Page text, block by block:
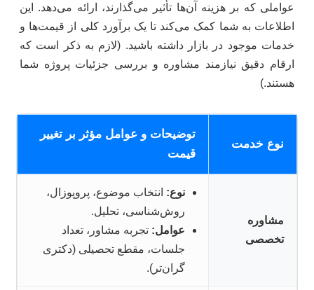
عواملی که بر هزینه آن‌ها تأثیر می‌گذارند، ارائه می‌دهد. این
اطلاعات به شما کمک می‌کند تا یک برآورد کلی از قیمت‌ها و
خدمات موجود در بازار داشته باشید. (لازم به ذکر است که
ارقام دقیق نیازمند مشاوره و بررسی جزئیات پروژه شما
هستند.)
نوع خدمت
توضیحات و عوامل مؤثر بر تغییر
قیمت
مشاوره
تخصصی
نوع: انتخاب موضوع، پروپوزال،
روش‌شناسی، تحلیل.
عوامل: تجربه مشاور، تعداد
جلسات، مقطع تحصیلی (دکتری
گران‌تر).